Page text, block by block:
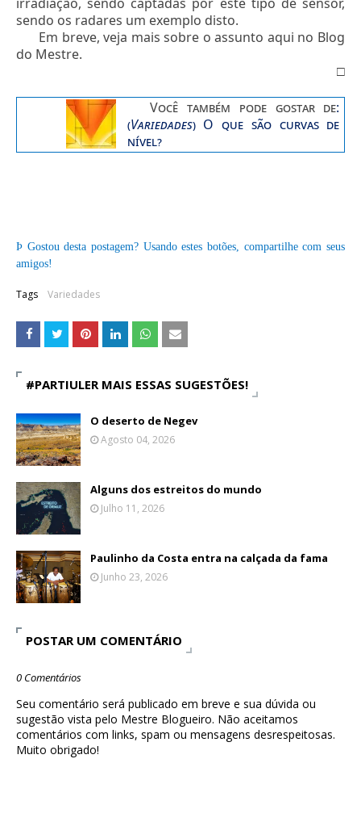
sendo os radares um exemplo disto.
Em breve, veja mais sobre o assunto aqui no Blog
do Mestre.
□
Você também pode gostar de:
(Variedades) O que são curvas de
nível?
Þ Gostou desta postagem? Usando estes botões, compartilhe com seus
amigos!
Tags Variedades
#PARTIULER MAIS ESSAS SUGESTÕES!
O deserto de Negev
Agosto 04, 2026
Alguns dos estreitos do mundo
Julho 11, 2026
Paulinho da Costa entra na calçada da fama
Junho 23, 2026
POSTAR UM COMENTÁRIO
0 Comentários
Seu comentário será publicado em breve e sua dúvida ou
sugestão vista pelo Mestre Blogueiro. Não aceitamos
comentários com links, spam ou mensagens desrespeitosas.
Muito obrigado!